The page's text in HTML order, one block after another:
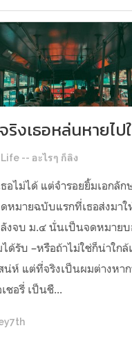
งเธอหล่นหายไป
-- อะไรๆ ก็ลิง
ธอไม่ได้ แต่จำรอยยิ้มเอกลั
หมายฉบับแรกที่เธอส่งมาใ
ลังจบ ม.๔ นั่นเป็นจดหมายบ
ด้รับ –หรือถ้าไม่ใช่ก็น่าใกล้
น่ห์ แต่ที่จริงเป็นผมต่างหา
ชอรี่ เป็นชื...